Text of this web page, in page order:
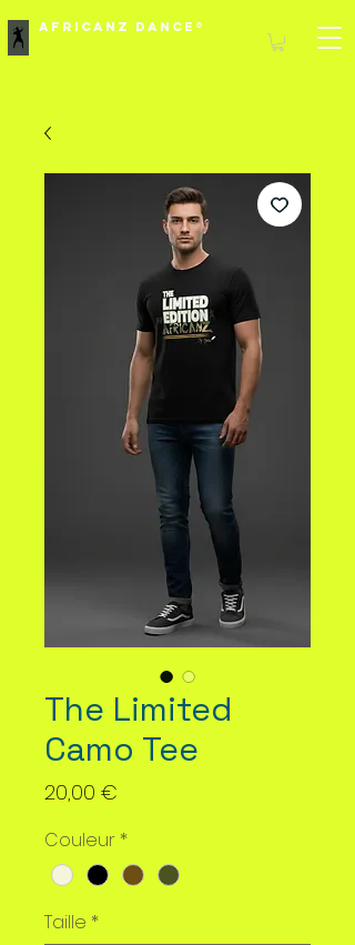
Africanz Dance®
The Limited
Camo Tee
20,00 €
Couleur *
Taille *